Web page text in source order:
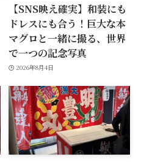
【SNS映え確実】和装にも
ドレスにも合う！巨大な本
マグロと一緒に撮る、世界
で一つの記念写真
2026年8月4日